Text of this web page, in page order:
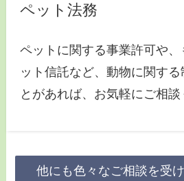
ペット法務
ペットに関する事業許可や
ット信託など、動物に関す
とがあれば、お気軽にご相談
他にも色々なご相談を受